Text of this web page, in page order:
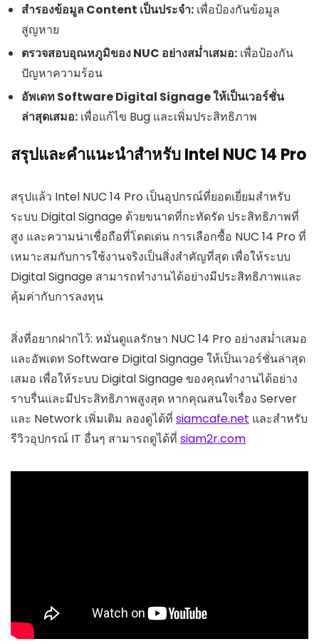
สำรองข้อมูล Content เป็นประจำ: เพื่อป้องกันข้อมูล
สูญหาย
ตรวจสอบอุณหภูมิของ NUC อย่างสม่ำเสมอ: เพื่อป้องกัน
ปัญหาความร้อน
อัพเดท Software Digital Signage ให้เป็นเวอร์ชั่น
ล่าสุดเสมอ: เพื่อแก้ไข Bug และเพิ่มประสิทธิภาพ
สรุปและคำแนะนำสำหรับ Intel NUC 14 Pro
สรุปแล้ว Intel NUC 14 Pro เป็นอุปกรณ์ที่ยอดเยี่ยมสำหรับ
ระบบ Digital Signage ด้วยขนาดที่กะทัดรัด ประสิทธิภาพที่
สูง และความน่าเชื่อถือที่โดดเด่น การเลือกซื้อ NUC 14 Pro ที่
เหมาะสมกับการใช้งานจริงเป็นสิ่งสำคัญที่สุด เพื่อให้ระบบ
Digital Signage สามารถทำงานได้อย่างมีประสิทธิภาพและ
คุ้มค่ากับการลงทุน
สิ่งที่อยากฝากไว้: หมั่นดูแลรักษา NUC 14 Pro อย่างสม่ำเสมอ
และอัพเดท Software Digital Signage ให้เป็นเวอร์ชั่นล่าสุด
เสมอ เพื่อให้ระบบ Digital Signage ของคุณทำงานได้อย่าง
ราบรื่นและมีประสิทธิภาพสูงสุด หากคุณสนใจเรื่อง Server
และ Network เพิ่มเติม ลองดูได้ที่ siamcafe.net และสำหรับ
รีวิวอุปกรณ์ IT อื่นๆ สามารถดูได้ที่ siam2r.com